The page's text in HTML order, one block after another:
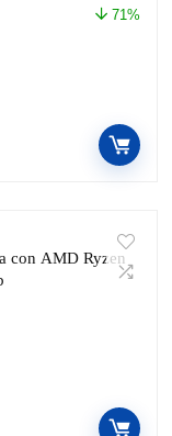
71%
con AMD Ryzen